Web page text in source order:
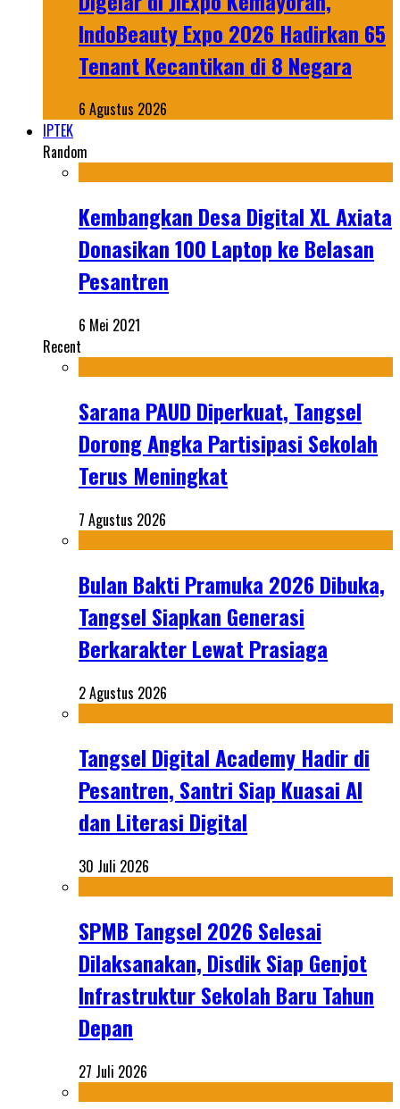
IndoBeauty Expo 2026 Hadirkan 65
Tenant Kecantikan di 8 Negara
6 Agustus 2026
IPTEK
Random
Kembangkan Desa Digital XL Axiata
Donasikan 100 Laptop ke Belasan
Pesantren
6 Mei 2021
Recent
Sarana PAUD Diperkuat, Tangsel
Dorong Angka Partisipasi Sekolah
Terus Meningkat
7 Agustus 2026
Bulan Bakti Pramuka 2026 Dibuka,
Tangsel Siapkan Generasi
Berkarakter Lewat Prasiaga
2 Agustus 2026
Tangsel Digital Academy Hadir di
Pesantren, Santri Siap Kuasai AI
dan Literasi Digital
30 Juli 2026
SPMB Tangsel 2026 Selesai
Dilaksanakan, Disdik Siap Genjot
Infrastruktur Sekolah Baru Tahun
Depan
27 Juli 2026